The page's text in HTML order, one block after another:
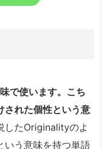
で使います。こち
された個性という意
したOriginalityのよ
いう意味を持つ単語